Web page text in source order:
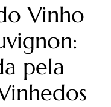
Vinho
pela